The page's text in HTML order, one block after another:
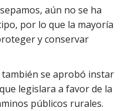
aún no se ha
por lo que la mayoría
y conservar
también se aprobó instar
legislara a favor de la
públicos rurales.